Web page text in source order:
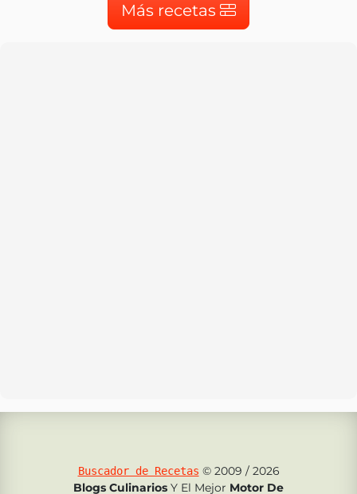
Más recetas
Buscador de Recetas © 2009 / 2026
Blogs Culinarios Y El Mejor Motor De